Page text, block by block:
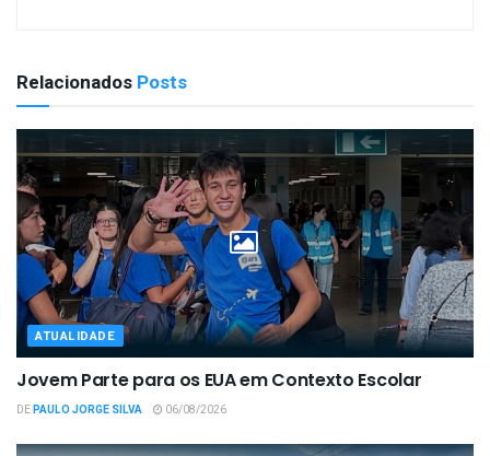
Relacionados Posts
ATUALIDADE
Jovem Parte para os EUA em Contexto Escolar
DEPAULO JORGE SILVA 06/08/2026